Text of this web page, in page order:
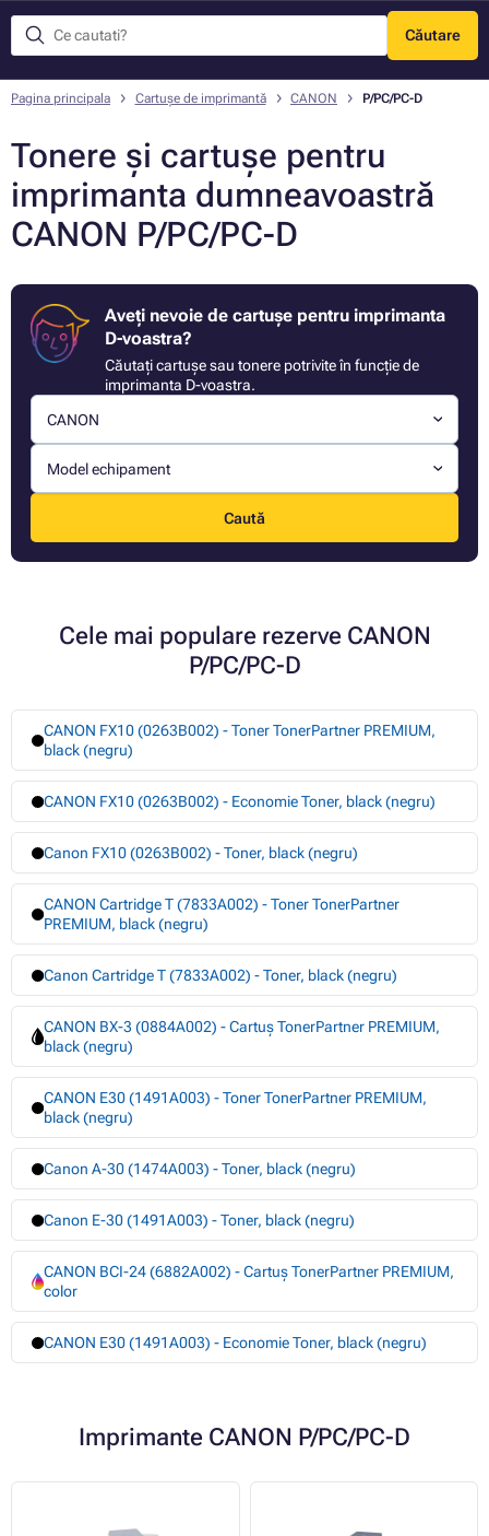
Căutare
Meniu
Pagina principala Cartușe de imprimantă CANON P/PC/PC-D
Tonere și cartușe pentru
imprimanta dumneavoastră
CANON P/PC/PC-D
Aveți nevoie de cartușe pentru imprimanta
D-voastra?
Căutați cartușe sau tonere potrivite în funcție de
imprimanta D-voastra.
CANON
Model echipament
Caută
Cele mai populare rezerve CANON
P/PC/PC-D
CANON FX10 (0263B002) - Toner TonerPartner PREMIUM,
black (negru)
CANON FX10 (0263B002) - Economie Toner, black (negru)
Canon FX10 (0263B002) - Toner, black (negru)
CANON Cartridge T (7833A002) - Toner TonerPartner
PREMIUM, black (negru)
Canon Cartridge T (7833A002) - Toner, black (negru)
CANON BX-3 (0884A002) - Cartuș TonerPartner PREMIUM,
black (negru)
CANON E30 (1491A003) - Toner TonerPartner PREMIUM,
black (negru)
Canon A-30 (1474A003) - Toner, black (negru)
Canon E-30 (1491A003) - Toner, black (negru)
CANON BCI-24 (6882A002) - Cartuș TonerPartner PREMIUM,
color
CANON E30 (1491A003) - Economie Toner, black (negru)
Imprimante CANON P/PC/PC-D